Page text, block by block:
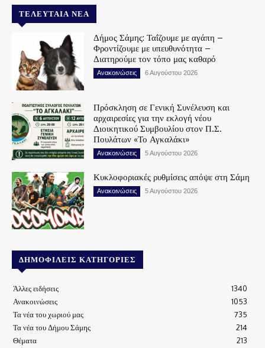
ΤΕΛΕΥΤΑΊΑ ΝΈΑ
Δήμος Σάμης: Ταΐζουμε με αγάπη –
Φροντίζουμε με υπευθυνότητα –
Διατηρούμε τον τόπο μας καθαρό
Ανακοινώσεις 6 Αυγούστου 2026
Πρόσκληση σε Γενική Συνέλευση και
αρχαιρεσίες για την εκλογή νέου
Διοικητικού Συμβουλίου στον Π.Σ.
Πουλάτων «Το Αγκαλάκι»
Ανακοινώσεις 5 Αυγούστου 2026
Κυκλοφοριακές ρυθμίσεις απόψε στη Σάμη
Ανακοινώσεις 5 Αυγούστου 2026
ΔΗΜΟΦΙΛΕΊΣ ΚΑΤΗΓΟΡΊΕΣ
Άλλες ειδήσεις
1340
Ανακοινώσεις
1053
Τα νέα του χωριού μας
735
Τα νέα του Δήμου Σάμης
214
Θέματα
213